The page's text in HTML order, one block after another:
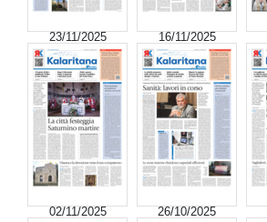
23/11/2025 16/11/2025
02/11/2025 26/10/2025